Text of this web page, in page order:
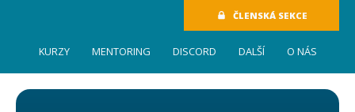
ČLENSKÁ SEKCE
KURZY MENTORING DISCORD DALŠÍ O NÁS